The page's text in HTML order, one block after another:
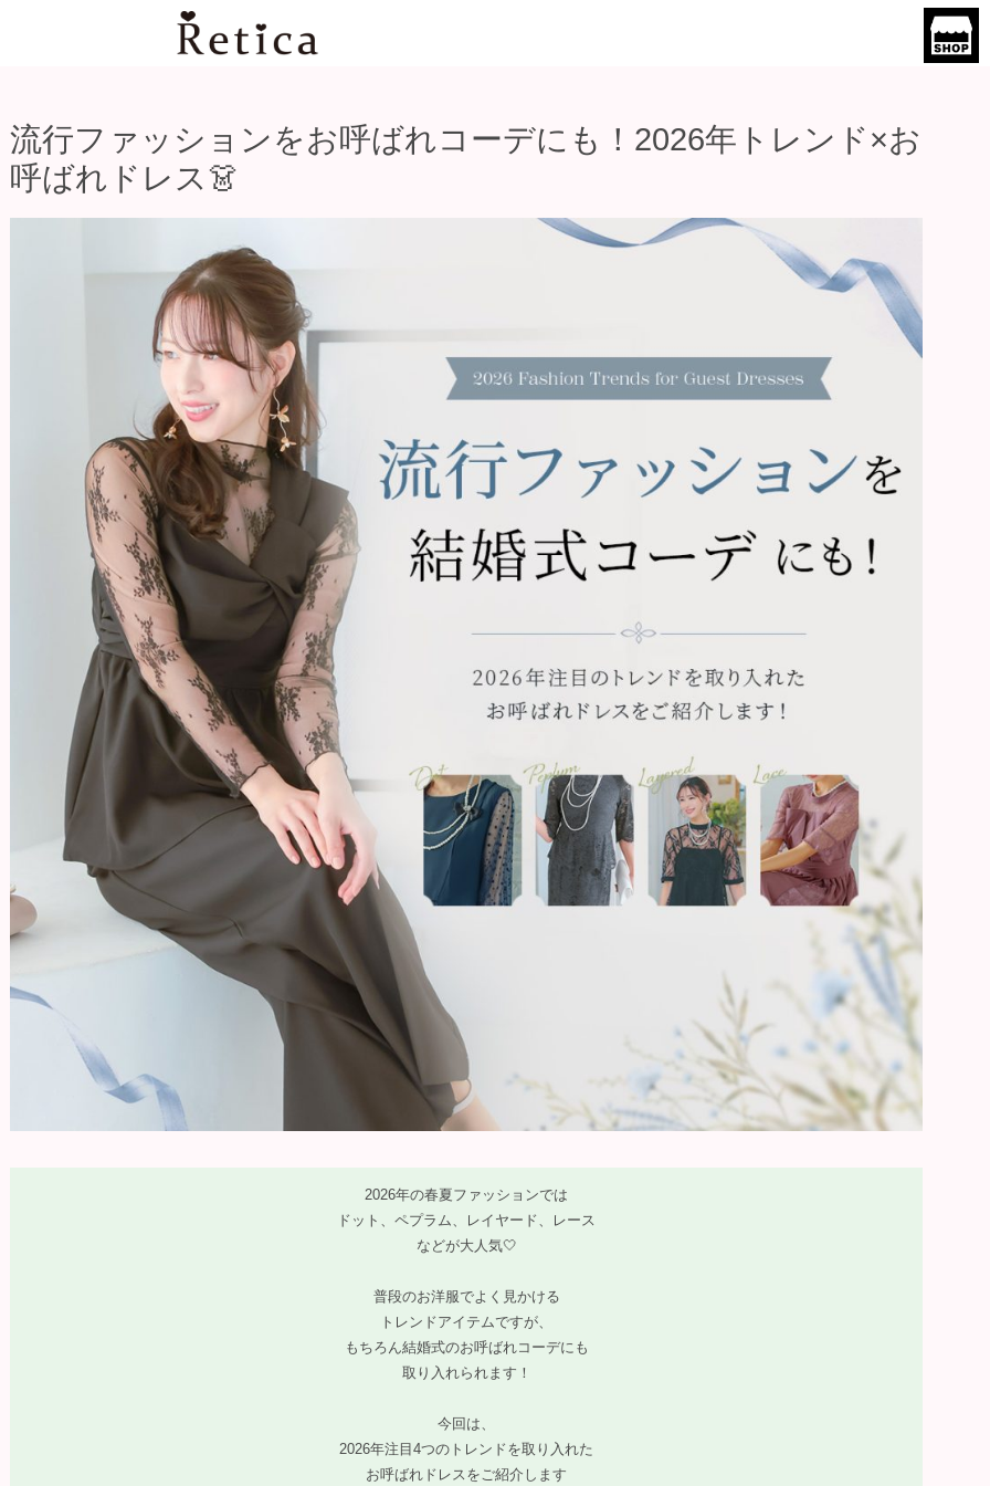
流行ファッションをお呼ばれコーデにも！2026年トレンド×お
呼ばれドレス👗
2026年の春夏ファッションでは
ドット、ペプラム、レイヤード、レース
などが大人気🤍
普段のお洋服でよく見かける
トレンドアイテムですが、
もちろん結婚式のお呼ばれコーデにも
取り入れられます！
今回は、
2026年注目4つのトレンドを取り入れた
お呼ばれドレスをご紹介します